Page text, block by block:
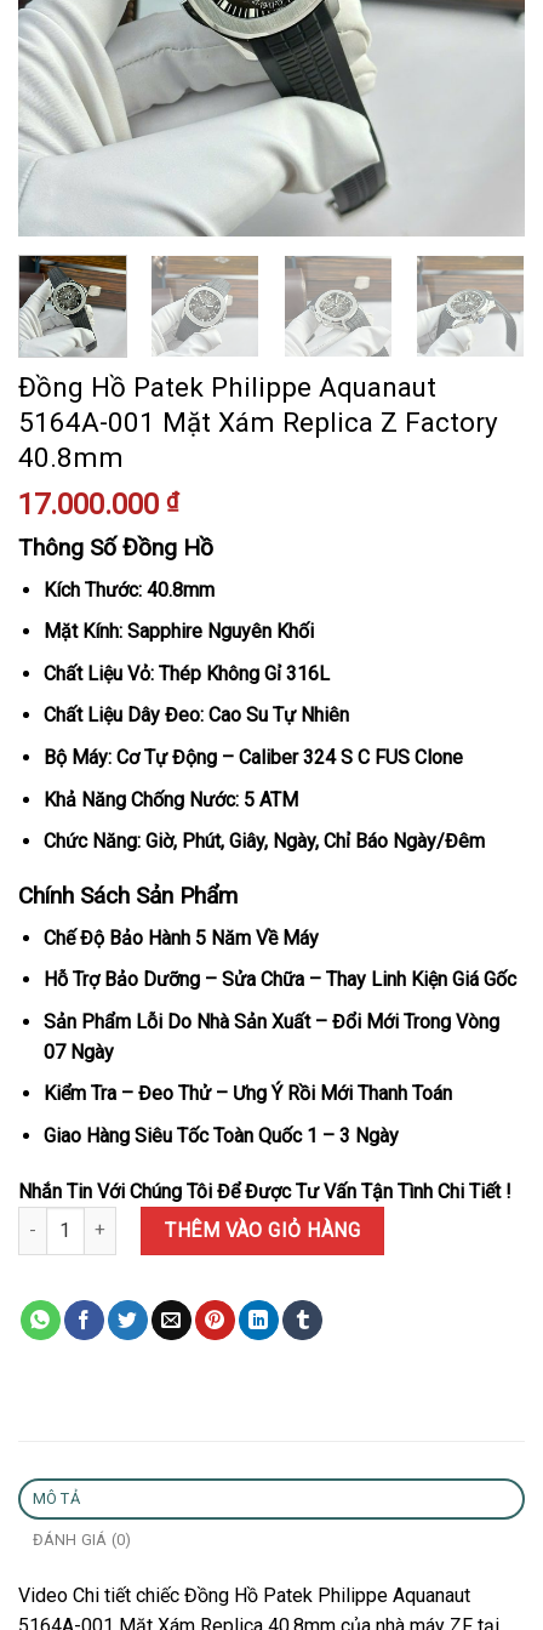
Đồng Hồ Patek Philippe Aquanaut
5164A-001 Mặt Xám Replica Z Factory
40.8mm
17.000.000 ₫
Thông Số Đồng Hồ
Kích Thước: 40.8mm
Mặt Kính: Sapphire Nguyên Khối
Chất Liệu Vỏ: Thép Không Gỉ 316L
Chất Liệu Dây Đeo: Cao Su Tự Nhiên
Bộ Máy: Cơ Tự Động – Caliber 324 S C FUS Clone
Khả Năng Chống Nước: 5 ATM
Chức Năng: Giờ, Phút, Giây, Ngày, Chỉ Báo Ngày/Đêm
Chính Sách Sản Phẩm
Chế Độ Bảo Hành 5 Năm Về Máy
Hỗ Trợ Bảo Dưỡng – Sửa Chữa – Thay Linh Kiện Giá Gốc
Sản Phẩm Lỗi Do Nhà Sản Xuất – Đổi Mới Trong Vòng
07 Ngày
Kiểm Tra – Đeo Thử – Ưng Ý Rồi Mới Thanh Toán
Giao Hàng Siêu Tốc Toàn Quốc 1 – 3 Ngày
Nhắn Tin Với Chúng Tôi Để Được Tư Vấn Tận Tình Chi Tiết !
Đồng Hồ Patek Philippe Aquanaut 5164A-001 Mặt Xám Replica Z
THÊM VÀO GIỎ HÀNG
MÔ TẢ
ĐÁNH GIÁ (0)
Video Chi tiết chiếc Đồng Hồ Patek Philippe Aquanaut